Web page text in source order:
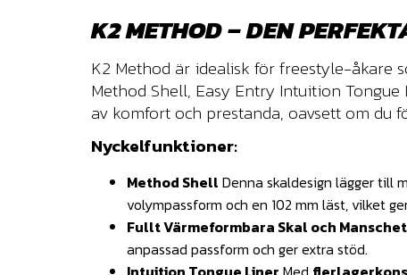
K2 METHOD – DEN
K2 Method är idealisk för freestyle-åkare
Method Shell, Easy Entry Intuition
av komfort och prestanda, oavsett om du
Nyckelfunktioner:
Method Shell Denna skaldesign lägger till
volympassform och en 102 mm läst, vilket
Fullt Värmeformbara Skal och
anpassad passform och ger extra stöd.